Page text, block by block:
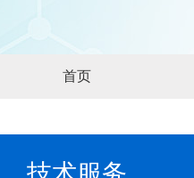
首页